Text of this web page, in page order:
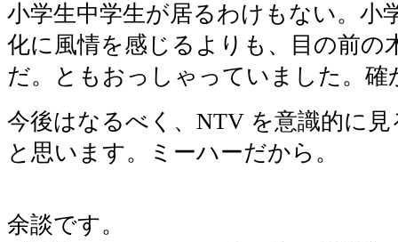
小学生中学生が居るわけもない。小
化に風情を感じるよりも、目の前の
だ。ともおっしゃっていました。確
今後はなるべく、NTV を意識的に
と思います。ミーハーだから。
余談です。